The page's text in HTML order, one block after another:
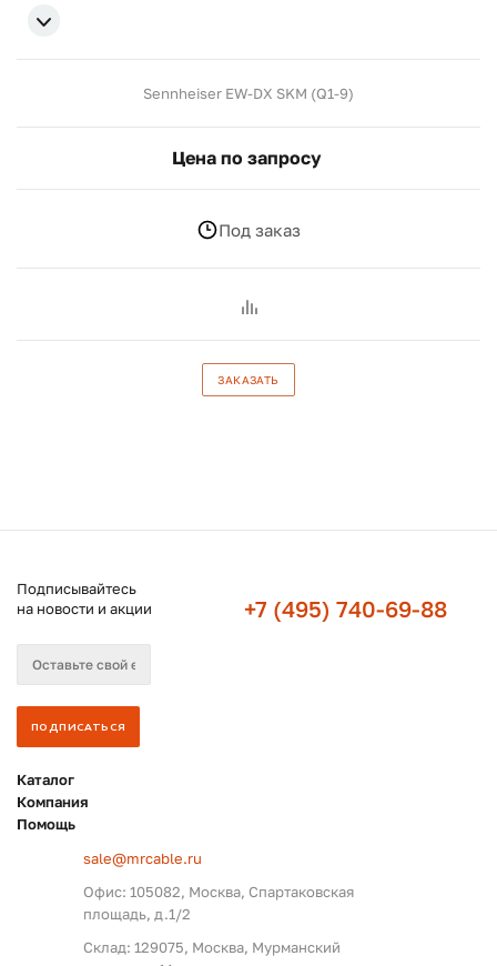
Sennheiser EW-DX SKM (Q1-9)
Цена по запросу
Под заказ
ЗАКАЗАТЬ
Подписывайтесь
на новости и акции
+7 (495) 740-69-88
Каталог
Компания
Помощь
sale@mrcable.ru
Офис: 105082, Москва, Спартаковская
площадь, д.1/2
Склад: 129075, Москва, Мурманский